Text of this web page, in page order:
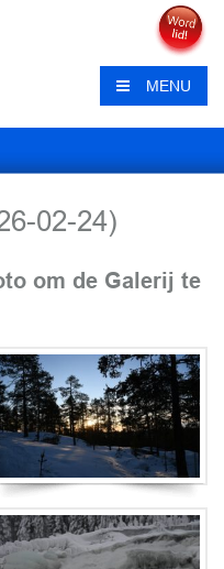
MENU
02-24)
om de Galerij te